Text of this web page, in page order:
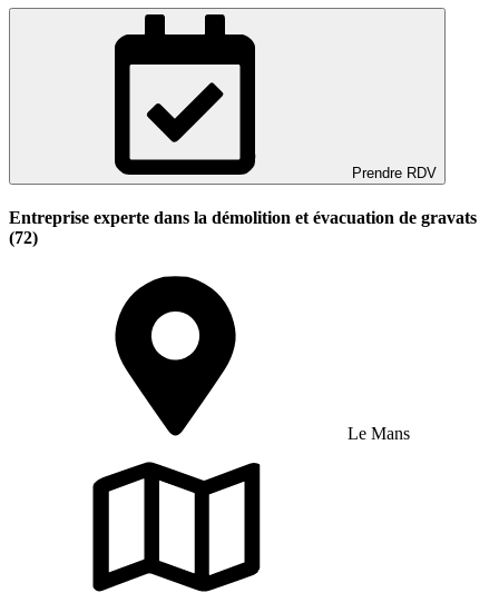
Prendre RDV
Entreprise experte dans la démolition et évacuation de gravats
(72)
Le Mans